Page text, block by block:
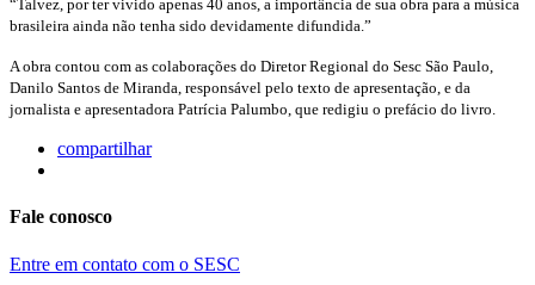
“Talvez, por ter vivido apenas 40 anos, a importância de sua obra para a música
brasileira ainda não tenha sido devidamente difundida.”
A obra contou com as colaborações do Diretor Regional do Sesc São Paulo,
Danilo Santos de Miranda, responsável pelo texto de apresentação, e da
jornalista e apresentadora Patrícia Palumbo, que redigiu o prefácio do livro.
compartilhar
Fale conosco
Entre em contato com o SESC